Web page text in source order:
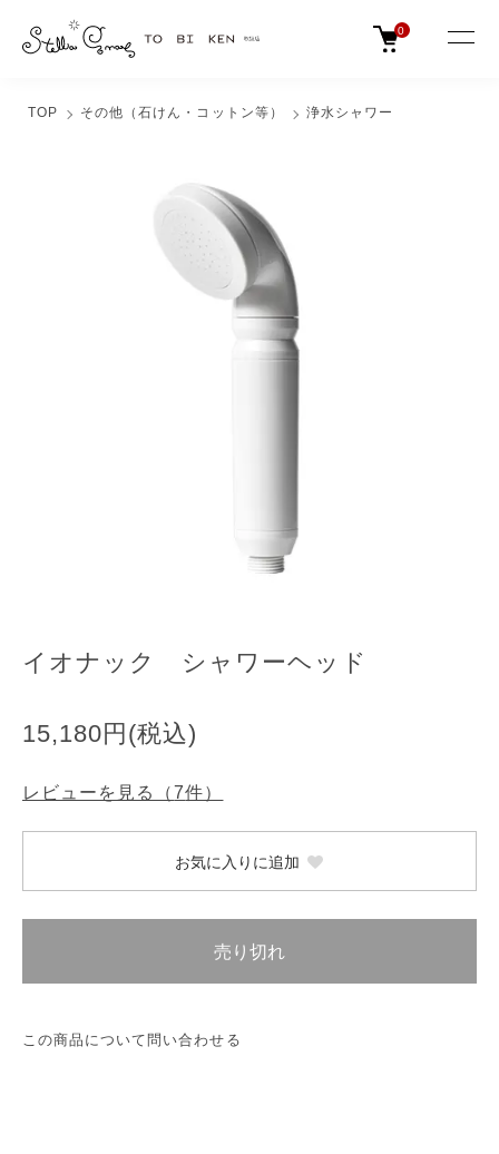
0
TOP その他（石けん・コットン等） 浄水シャワー
イオナック シャワーヘッド
15,180円(税込)
レビューを見る（7件）
お気に入りに追加
売り切れ
この商品について問い合わせる